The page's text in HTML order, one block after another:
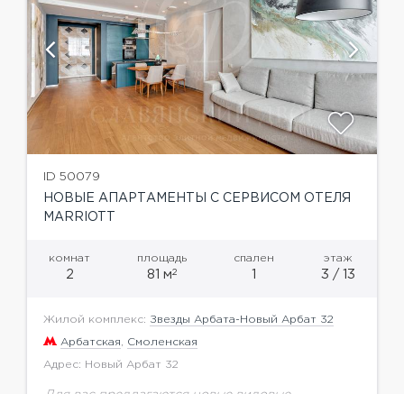
ID 50079
НОВЫЕ АПАРТАМЕНТЫ С СЕРВИСОМ ОТЕЛЯ
MARRIOTT
комнат
2
площадь
81 м2
спален этаж
3 / 13
Жилой комплекс: Звезды Арбата-Новый Арбат 32
Арбатская, Смоленская
Адрес: Новый Арбат 32